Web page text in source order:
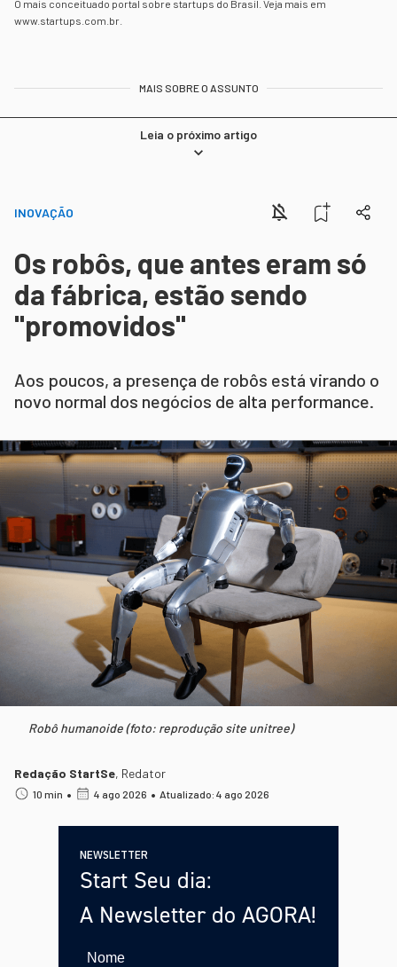
O mais conceituado portal sobre startups do Brasil. Veja mais em
www.startups.com.br.
MAIS SOBRE O ASSUNTO
Leia o próximo artigo
INOVAÇÃO
Os robôs, que antes eram só
da fábrica, estão sendo
"promovidos"
Aos poucos, a presença de robôs está virando o
novo normal dos negócios de alta performance.
Robô humanoide (foto: reprodução site unitree)
Redação StartSe, Redator
10 min • 4 ago 2026 • Atualizado: 4 ago 2026
NEWSLETTER
Start Seu dia:
A Newsletter do AGORA!